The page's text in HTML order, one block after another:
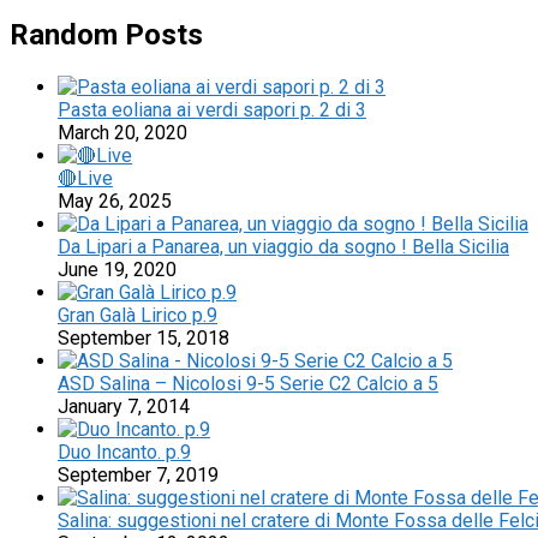
Random Posts
Pasta eoliana ai verdi sapori p. 2 di 3
March 20, 2020
🔴Live
May 26, 2025
Da Lipari a Panarea, un viaggio da sogno ! Bella Sicilia
June 19, 2020
Gran Galà Lirico p.9
September 15, 2018
ASD Salina – Nicolosi 9-5 Serie C2 Calcio a 5
January 7, 2014
Duo Incanto. p.9
September 7, 2019
Salina: suggestioni nel cratere di Monte Fossa delle Felci